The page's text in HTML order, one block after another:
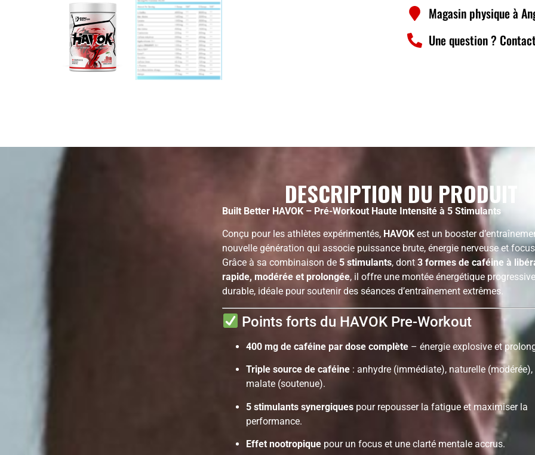
Magasin physique à
Une question ?
DESCRIPTION DU PRODUIT
Built Better HAVOK – Pré-Workout Haute Intensité à 5 Stimulants
Conçu pour les athlètes expérimentés, HAVOK est un booster
nouvelle génération qui associe puissance brute, énergie nerveuse et
Grâce à sa combinaison de 5 stimulants, dont 3 formes de caféine à
rapide, modérée et prolongée, il offre une montée énergétique
durable, idéale pour soutenir des séances d’entraînement extrêmes.
Points forts du HAVOK Pre-Workout
400 mg de caféine par dose complète – énergie explosive et
Triple source de caféine : anhydre (immédiate), naturelle
malate (soutenue).
5 stimulants synergiques pour repousser la fatigue et maximiser la
performance.
Effet nootropique pour un focus et une clarté mentale accrus.